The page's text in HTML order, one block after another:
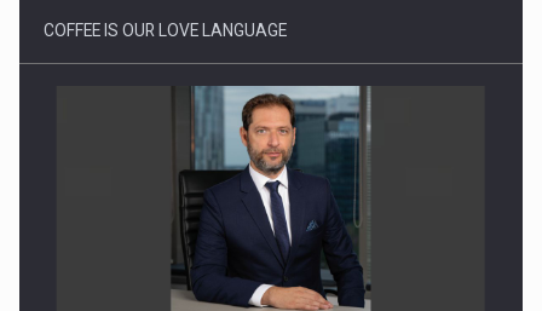
COFFEE IS OUR LOVE LANGUAGE